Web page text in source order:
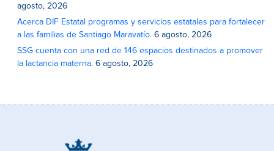
agosto, 2026
Acerca DIF Estatal programas y servicios estatales para fortalecer
a las familias de Santiago Maravatío. 6 agosto, 2026
SSG cuenta con una red de 146 espacios destinados a promover
la lactancia materna. 6 agosto, 2026